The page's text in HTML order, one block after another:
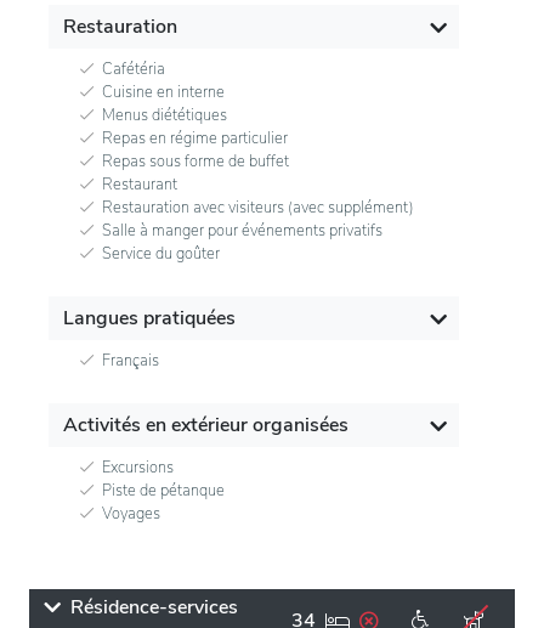
Restauration
Cafétéria
Cuisine en interne
Menus diététiques
Repas en régime particulier
Repas sous forme de buffet
Restaurant
Restauration avec visiteurs (avec supplément)
Salle à manger pour événements privatifs
Service du goûter
Langues pratiquées
Français
Activités en extérieur organisées
Excursions
Piste de pétanque
Voyages
Résidence-services 34